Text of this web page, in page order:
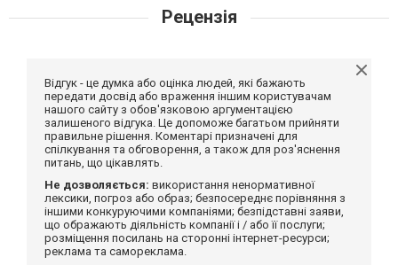
Рецензія
Відгук - це думка або оцінка людей, які бажають
передати досвід або враження іншим користувачам
нашого сайту з обов'язковою аргументацією
залишеного відгука. Це допоможе багатьом прийняти
правильне рішення. Коментарі призначені для
спілкування та обговорення, а також для роз'яснення
питань, що цікавлять.
Не дозволяється: використання ненормативної
лексики, погроз або образ; безпосереднє порівняння з
іншими конкуруючими компаніями; безпідставні заяви,
що ображають діяльність компанії і / або її послуги;
розміщення посилань на сторонні інтернет-ресурси;
реклама та самореклама.